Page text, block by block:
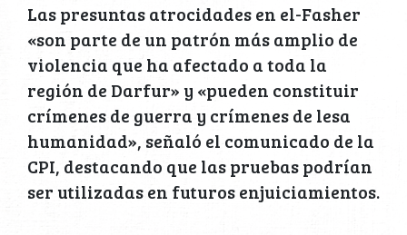
Las presuntas atrocidades en el-Fasher
«son parte de un patrón más amplio de
violencia que ha afectado a toda la
región de Darfur» y «pueden constituir
crímenes de guerra y crímenes de lesa
humanidad», señaló el comunicado de la
CPI, destacando que las pruebas podrían
ser utilizadas en futuros enjuiciamientos.